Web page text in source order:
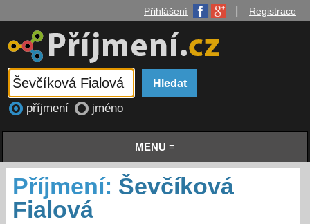
Přihlášení Registrace
příjmení jméno
MENU ≡
Příjmení: Ševčíková
Fialová